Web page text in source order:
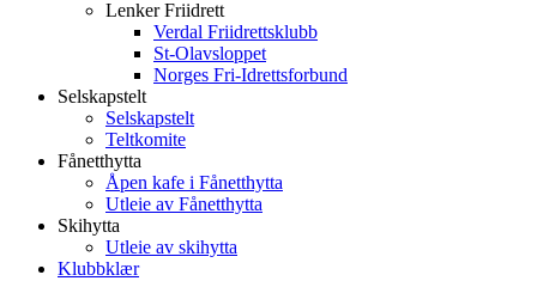
Lenker Friidrett
Verdal Friidrettsklubb
St-Olavsloppet
Norges Fri-Idrettsforbund
Selskapstelt
Selskapstelt
Teltkomite
Fånetthytta
Åpen kafe i Fånetthytta
Utleie av Fånetthytta
Skihytta
Utleie av skihytta
Klubbklær